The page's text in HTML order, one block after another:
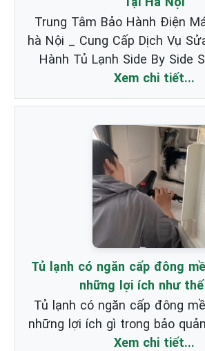
Trung Tâm Bảo Hành Điện
hà Nội _ Cung Cấp Dịch Vụ
Hành Tủ Lạnh Side By Side
Xem chi tiết...
Tủ lạnh có ngăn cấp đông
những lợi ích như
Tủ lạnh có ngăn cấp đông
những lợi ích gì trong bảo
Xem chi tiết...